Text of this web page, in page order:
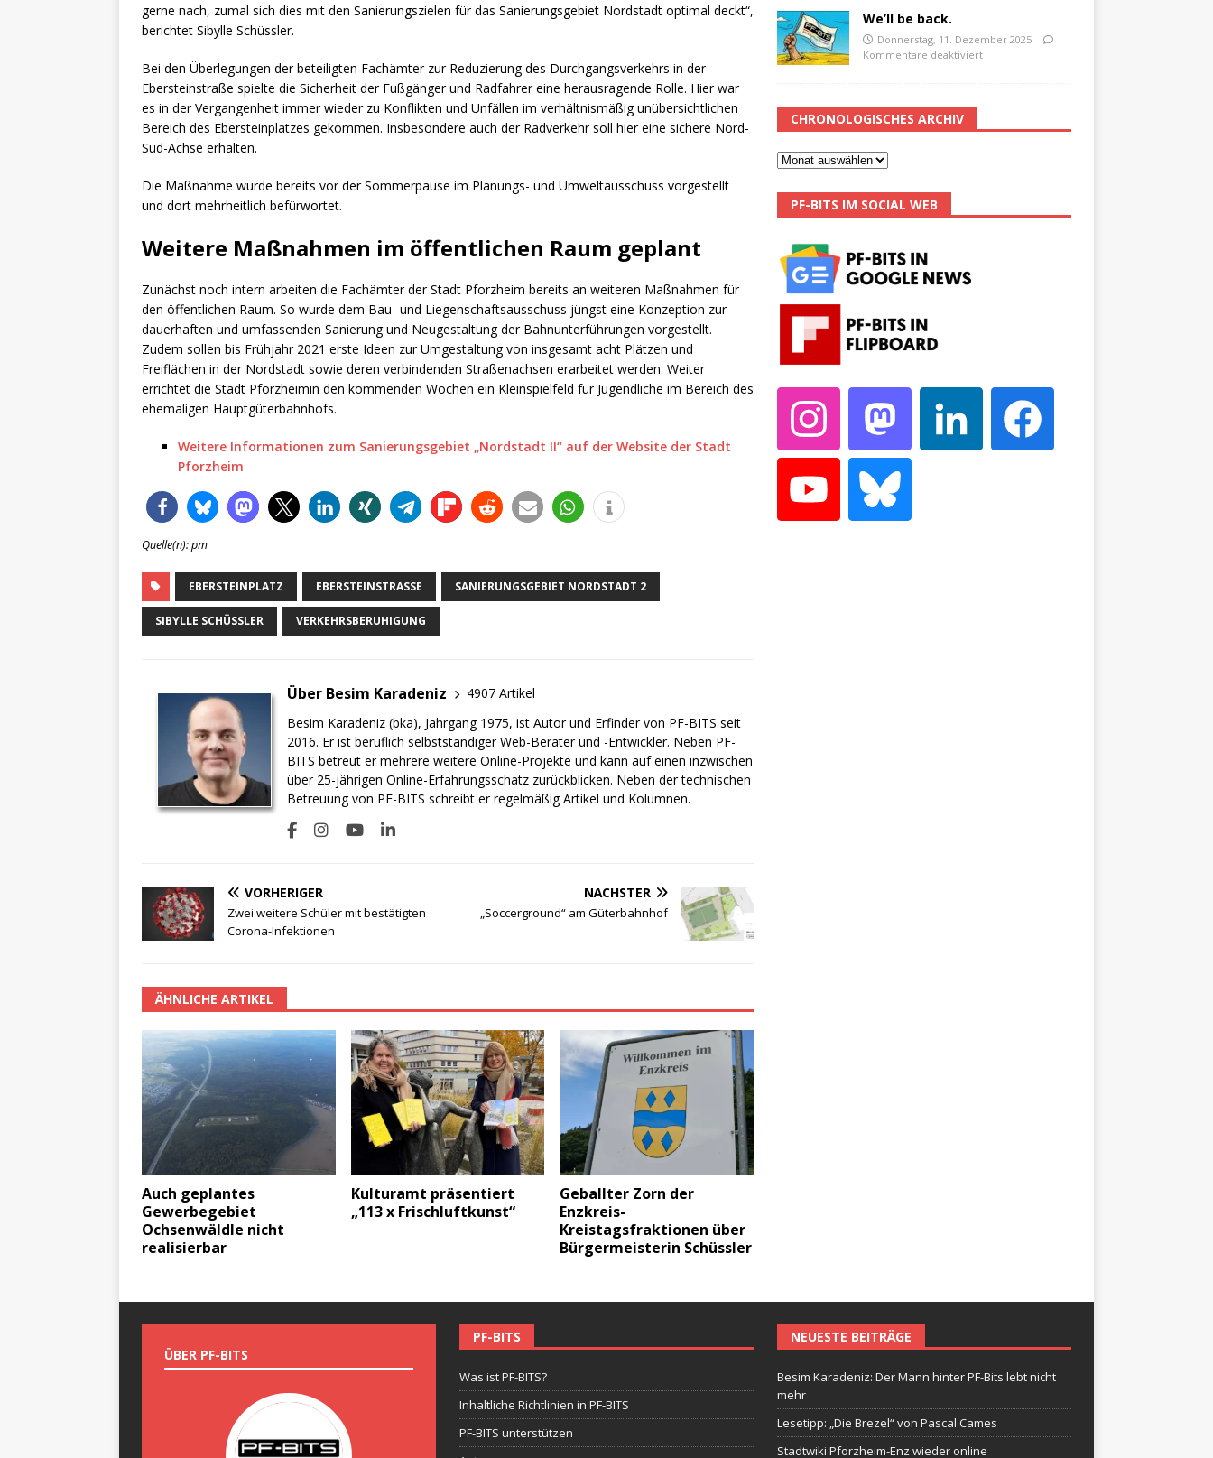
gerne nach, zumal sich dies mit den Sanierungszielen für das Sanierungsgebiet Nordstadt optimal deckt“,
berichtet Sibylle Schüssler.
Bei den Überlegungen der beteiligten Fachämter zur Reduzierung des Durchgangsverkehrs in der
Ebersteinstraße spielte die Sicherheit der Fußgänger und Radfahrer eine herausragende Rolle. Hier war
es in der Vergangenheit immer wieder zu Konflikten und Unfällen im verhältnismäßig unübersichtlichen
Bereich des Ebersteinplatzes gekommen. Insbesondere auch der Radverkehr soll hier eine sichere Nord-
Süd-Achse erhalten.
Die Maßnahme wurde bereits vor der Sommerpause im Planungs- und Umweltausschuss vorgestellt
und dort mehrheitlich befürwortet.
Weitere Maßnahmen im öffentlichen Raum geplant
Zunächst noch intern arbeiten die Fachämter der Stadt Pforzheim bereits an weiteren Maßnahmen für
den öffentlichen Raum. So wurde dem Bau- und Liegenschaftsausschuss jüngst eine Konzeption zur
dauerhaften und umfassenden Sanierung und Neugestaltung der Bahnunterführungen vorgestellt.
Zudem sollen bis Frühjahr 2021 erste Ideen zur Umgestaltung von insgesamt acht Plätzen und
Freiflächen in der Nordstadt sowie deren verbindenden Straßenachsen erarbeitet werden. Weiter
errichtet die Stadt Pforzheimin den kommenden Wochen ein Kleinspielfeld für Jugendliche im Bereich des
ehemaligen Hauptgüterbahnhofs.
Weitere Informationen zum Sanierungsgebiet „Nordstadt II“ auf der Website der Stadt
Pforzheim
Quelle(n): pm
EBERSTEINPLATZ EBERSTEINSTRASSE SANIERUNGSGEBIET NORDSTADT 2
SIBYLLE SCHÜSSLER VERKEHRSBERUHIGUNG
Über Besim Karadeniz
4907 Artikel
Besim Karadeniz (bka), Jahrgang 1975, ist Autor und Erfinder von PF-BITS seit
2016. Er ist beruflich selbstständiger Web-Berater und -Entwickler. Neben PF-
BITS betreut er mehrere weitere Online-Projekte und kann auf einen inzwischen
über 25-jährigen Online-Erfahrungsschatz zurückblicken. Neben der technischen
Betreuung von PF-BITS schreibt er regelmäßig Artikel und Kolumnen.
VORHERIGER
Zwei weitere Schüler mit bestätigten
Corona-Infektionen
NÄCHSTER
„Soccerground“ am Güterbahnhof
ÄHNLICHE ARTIKEL
Auch geplantes
Gewerbegebiet
Ochsenwäldle nicht
realisierbar
Kulturamt präsentiert
„113 x Frischluftkunst“
Geballter Zorn der
Enzkreis-
Kreistagsfraktionen über
Bürgermeisterin Schüssler
We’ll be back.
Donnerstag, 11. Dezember 2025
Kommentare deaktiviert
CHRONOLOGISCHES ARCHIV
PF-BITS IM SOCIAL WEB
ÜBER PF-BITS
PF-BITS
Was ist PF-BITS?
Inhaltliche Richtlinien in PF-BITS
PF-BITS unterstützen
NEUESTE BEITRÄGE
Besim Karadeniz: Der Mann hinter PF-Bits lebt nicht
mehr
Lesetipp: „Die Brezel“ von Pascal Cames
Stadtwiki Pforzheim-Enz wieder online